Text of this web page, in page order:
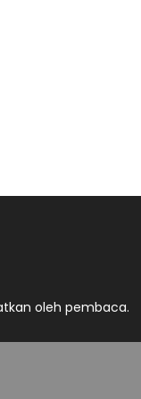
oleh pembaca.